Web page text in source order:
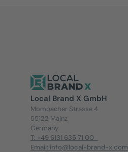
Local Brand X GmbH
Mombacher Strasse 4
55122 Mainz
Germany
T: +49 6131 635 71 00
Email: info@local-brand-x.com